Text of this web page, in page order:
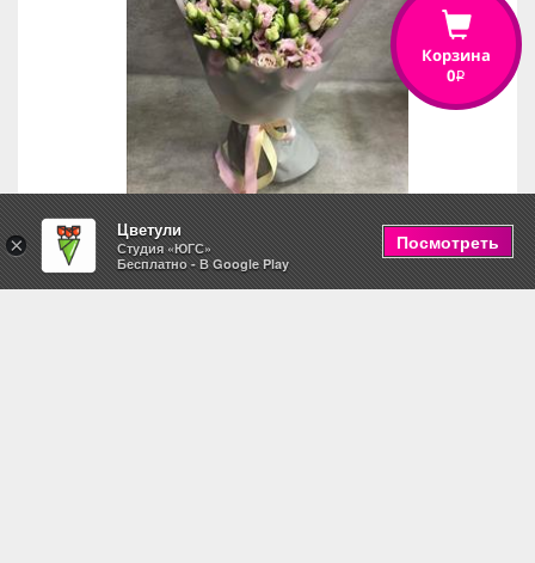
Летний дар
Корзина
0i
×
Цветули
Студия «ЮГС»
Бесплатно - В Google Play
Посмотреть